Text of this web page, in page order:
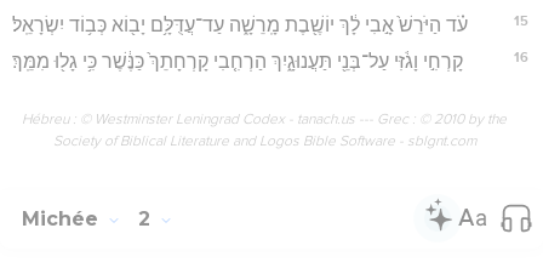
15 עֹ֗ד הַיֹּרֵשׁ֙ אָ֣בִי לָ֔ךְ יוֹשֶׁ֖בֶת מָֽרֵשָׁ֑ה עַד־עֲדֻּלָּ֥ם יָב֖וֹא כְּב֥וֹד יִשְׂרָאֵֽל׃
16 קָרְחִ֣י וָגֹ֔זִּי עַל־בְּנֵ֖י תַּעֲנוּגָ֑יִךְ הַרְחִ֤בִי קָרְחָתֵךְ֙ כַּנֶּ֔שֶׁר כִּ֥י גָל֖וּ מִמֵּֽךְ׃
Hébreu : © Westminster Leningrad Codex - tanach.us --- Grec : © 2010 by the
Society of Biblical Literature and Logos Bible Software - sblgnt.com
Michée 2